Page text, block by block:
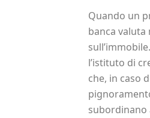
Quando un
banca valuta
l’istituto di
che, in caso
subordinano